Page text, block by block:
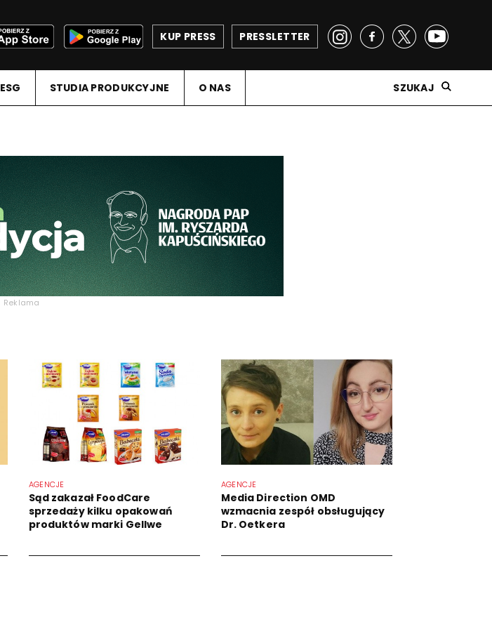
PRESSLETTER
KUP PRESS
ESG STUDIA PRODUKCYJNE O NAS SZUKAJ
Reklama
AGENCJE
Sąd zakazał FoodCare
sprzedaży kilku opakowań
produktów marki Gellwe
AGENCJE
Media Direction OMD
wzmacnia zespół obsługujący
Dr. Oetkera